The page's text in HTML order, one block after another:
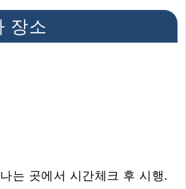
장소
는 곳에서 시간체크 후 시행.